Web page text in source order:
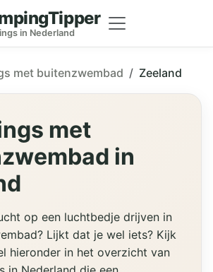
in Nederland
met buitenzwembad Zeeland
met
in
op een luchtbedje drijven in
Lijkt dat je wel iets? Kijk
hieronder in het overzicht van